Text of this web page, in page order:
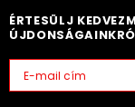
ÉRTESÜLJ